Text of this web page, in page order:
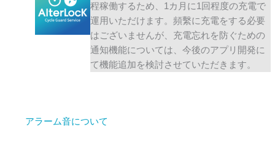
程稼働するため、1カ月に1回程度の充電で
運用いただけます。頻繫に充電をする必要
はございませんが、充電忘れを防ぐための
通知機能については、今後のアプリ開発に
て機能追加を検討させていただきます。
アラーム音について